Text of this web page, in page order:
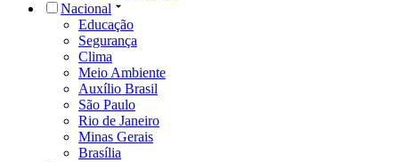
Nacional
Educação
Segurança
Clima
Meio Ambiente
Auxílio Brasil
São Paulo
Rio de Janeiro
Minas Gerais
Brasília